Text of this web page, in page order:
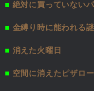
■ 絶対に買っていない
■ 金縛り時に能われる
■ 消えた火曜日
■ 空間に消えたピザロ